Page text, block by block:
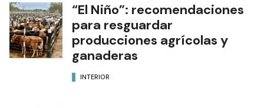
“El Niño”: recomendaciones
para resguardar
producciones agrícolas y
ganaderas
INTERIOR